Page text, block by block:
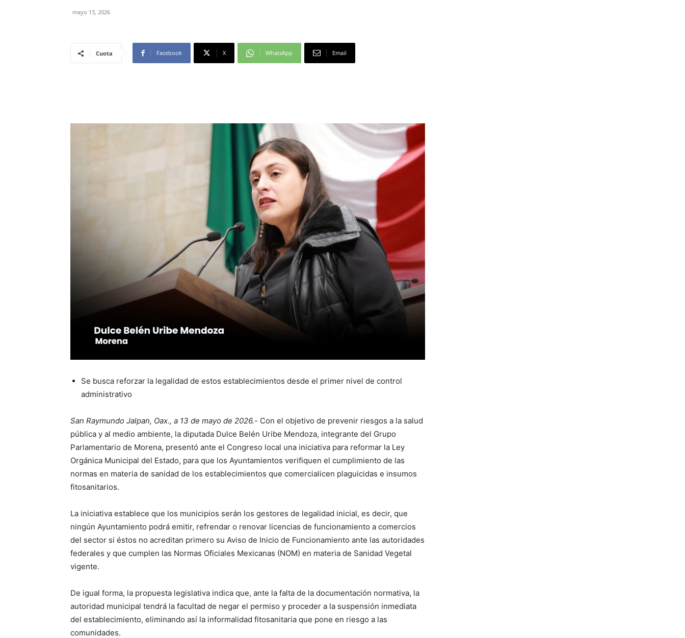
mayo 13, 2026
Cuota Facebook X WhatsApp Email
Se busca reforzar la legalidad de estos establecimientos desde el primer nivel de control
administrativo
San Raymundo Jalpan, Oax., a 13 de mayo de 2026.- Con el objetivo de prevenir riesgos a la salud
pública y al medio ambiente, la diputada Dulce Belén Uribe Mendoza, integrante del Grupo
Parlamentario de Morena, presentó ante el Congreso local una iniciativa para reformar la Ley
Orgánica Municipal del Estado, para que los Ayuntamientos verifiquen el cumplimiento de las
normas en materia de sanidad de los establecimientos que comercialicen plaguicidas e insumos
fitosanitarios.
La iniciativa establece que los municipios serán los gestores de legalidad inicial, es decir, que
ningún Ayuntamiento podrá emitir, refrendar o renovar licencias de funcionamiento a comercios
del sector si éstos no acreditan primero su Aviso de Inicio de Funcionamiento ante las autoridades
federales y que cumplen las Normas Oficiales Mexicanas (NOM) en materia de Sanidad Vegetal
vigente.
De igual forma, la propuesta legislativa indica que, ante la falta de la documentación normativa, la
autoridad municipal tendrá la facultad de negar el permiso y proceder a la suspensión inmediata
del establecimiento, eliminando así la informalidad fitosanitaria que pone en riesgo a las
comunidades.